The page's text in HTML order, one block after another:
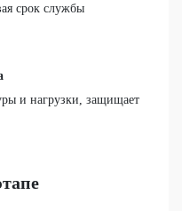
срок службы
и нагрузки, защищает